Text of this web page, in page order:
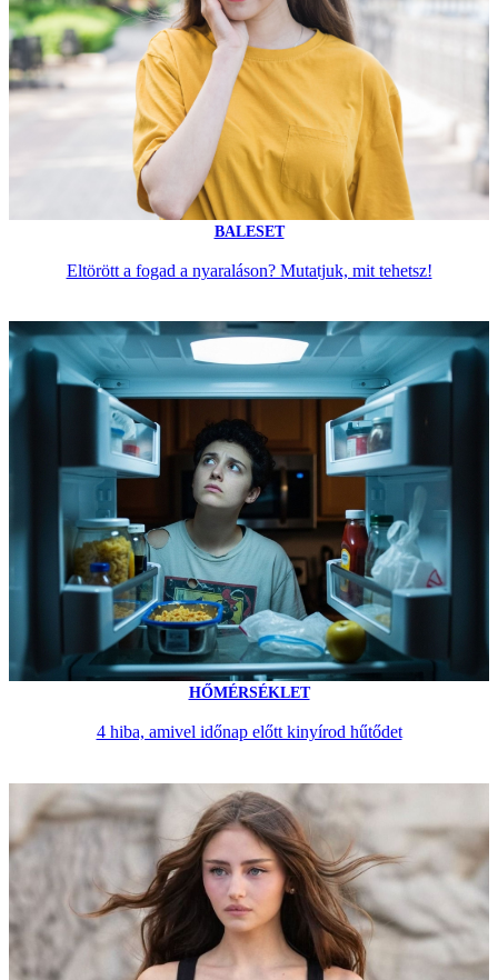
BALESET
Eltörött a fogad a nyaraláson? Mutatjuk, mit tehetsz!
HŐMÉRSÉKLET
4 hiba, amivel időnap előtt kinyírod hűtődet